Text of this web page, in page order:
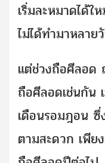
เริ่มละหมาดได้
ไม่ได้ทำมาหลาย
แต่ช่วงถือศีลอด
ถือศีลอดเช่นกัน
เดือนรอมฎอน
ตามสะดวก เพีย